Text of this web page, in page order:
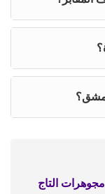
مجوهرات التاج